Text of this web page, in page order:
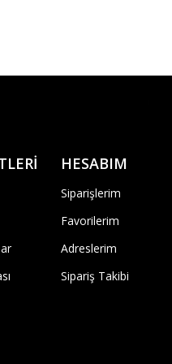
HESABIM
Siparişlerim
Favorilerim
Adreslerim
Sipariş Takibi